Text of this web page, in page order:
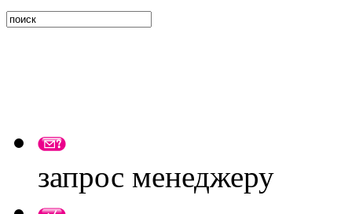
запрос менеджеру